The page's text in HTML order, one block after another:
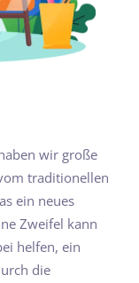
wir große
traditionellen
ein neues
Zweifel kann
helfen, ein
die